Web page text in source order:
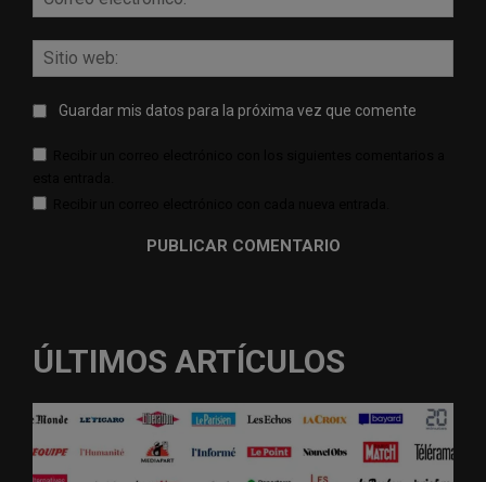
Guardar mis datos para la próxima vez que comente
ÚLTIMOS ARTÍCULOS